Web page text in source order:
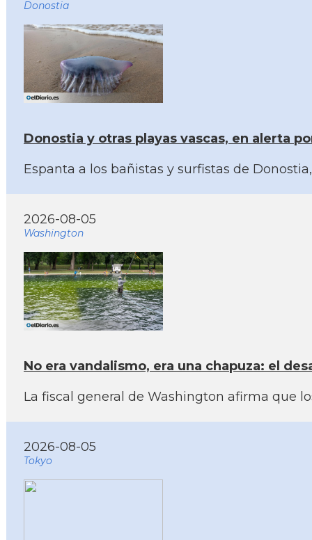
Donostia
Donostia y otras playas vascas, en alerta
Espanta a los bañistas y surfistas de
2026-08-05
Washington
No era vandalismo, era una chapuza: el
La fiscal general de Washington afirma que
2026-08-05
Tokyo